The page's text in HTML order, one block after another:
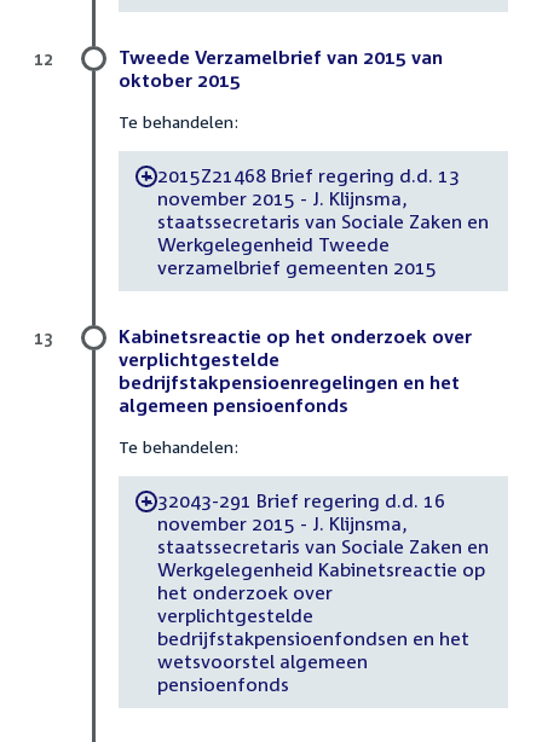
Tweede Verzamelbrief van 2015 van
oktober 2015
Te behandelen:
-2015Z21468 Brief regering d.d. 13
november 2015 - J. Klijnsma,
staatssecretaris van Sociale Zaken en
Werkgelegenheid Tweede
verzamelbrief gemeenten 2015
12
Kabinetsreactie op het onderzoek over
verplichtgestelde
bedrijfstakpensioenregelingen en het
algemeen pensioenfonds
Te behandelen:
-32043-291 Brief regering d.d. 16
november 2015 - J. Klijnsma,
staatssecretaris van Sociale Zaken en
Werkgelegenheid Kabinetsreactie op
het onderzoek over
verplichtgestelde
bedrijfstakpensioenfondsen en het
wetsvoorstel algemeen
pensioenfonds
13